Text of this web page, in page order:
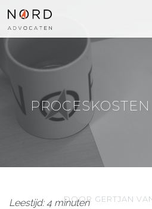
DOOR GERTJAN
Leestijd: 4 minuten